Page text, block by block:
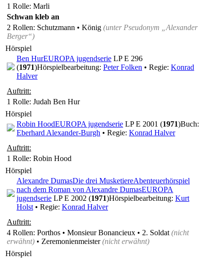
1 Rolle: Marli
Schwan kleb an
2 Rollen: Schutzmann • König (unter Pseudonym
„Alexander
Berger“)
Hörspiel
Ben HurEUROPA jugendserie LP E 296
(1971)Hörspielbearbeitung: Peter Folken • Regie: Konrad
Halver
Auftritt:
1 Rolle: Judah Ben Hur
Hörspiel
Robin HoodEUROPA jugendserie LP E 2001 (1971)Buch:
Eberhard Alexander-Burgh • Regie: Konrad Halver
Auftritt:
1 Rolle: Robin Hood
Hörspiel
Alexandre DumasDie drei MusketiereAbenteuerhörspiel
nach dem Roman von Alexandre DumasEUROPA
jugendserie LP E 2002 (1971)Hörspielbearbeitung: Kurt
Holst • Regie: Konrad Halver
Auftritt:
4 Rollen: Porthos • Monsieur Bonancieux • 2. Soldat (nicht
erwähnt) • Zeremonienmeister(nicht erwähnt)
Hörspiel